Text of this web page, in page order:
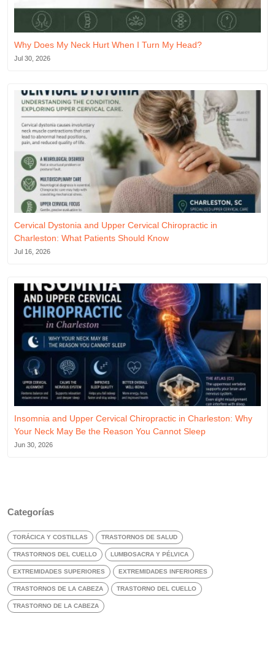
Why Does My Neck Hurt When I Turn My Head?
Jul 30, 2026
Cervical Dystonia and Upper Cervical Chiropractic in
Charleston: What Patients Should Know
Jul 16, 2026
Insomnia and Upper Cervical Chiropractic in Charleston: Why
Your Neck May Be the Reason You Cannot Sleep
Jun 30, 2026
Categorías
TORÁCICA Y COSTILLAS TRASTORNOS DE SALUD
TRASTORNOS DEL CUELLO LUMBOSACRA Y PÉLVICA
EXTREMIDADES SUPERIORES EXTREMIDADES INFERIORES
TRASTORNOS DE LA CABEZA TRASTORNO DEL CUELLO
TRASTORNO DE LA CABEZA